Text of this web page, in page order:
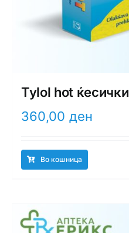
Tylol hot ќесички
360,00 ден
Во кошница